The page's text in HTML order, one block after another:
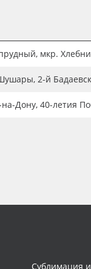
мкр.
2-й
на-Дону, 40-летия
Сублимация